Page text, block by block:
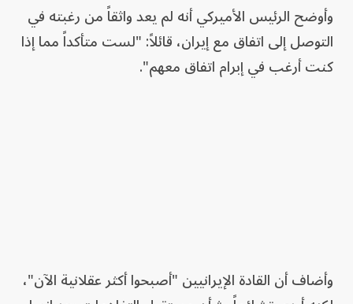
وأوضح الرئيس الأميركي أنه لم يعد واثقاً من رغبته في
التوصل إلى اتفاق مع إيران، قائلاً: "لست متأكداً مما إذا
كنت أرغب في إبرام اتفاق معهم".
وأضاف أن القادة الإيرانيين "أصبحوا أكثر عقلانية الآن"،